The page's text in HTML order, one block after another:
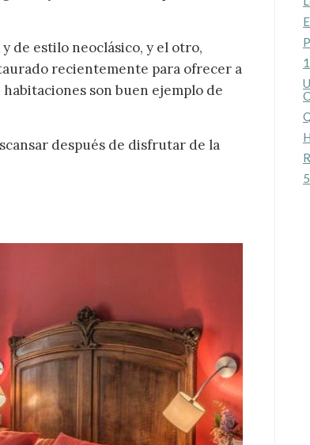
de estilo neoclásico, y el otro,
recientemente para ofrecer a
habitaciones son buen ejemplo de
después de disfrutar de la